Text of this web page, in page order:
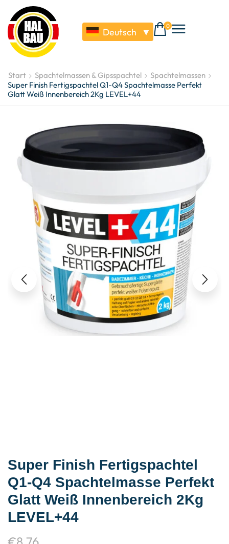
Deutsch ▼
0
Start Spachtelmassen & Gipsspachtel
Spachtelmassen
Super Finish Fertigspachtel Q1-Q4 Spachtelmasse Perfekt
Glatt Weiß Innenbereich 2Kg LEVEL+44
Super Finish Fertigspachtel
Q1-Q4 Spachtelmasse Perfekt
Glatt Weiß Innenbereich 2Kg
LEVEL+44